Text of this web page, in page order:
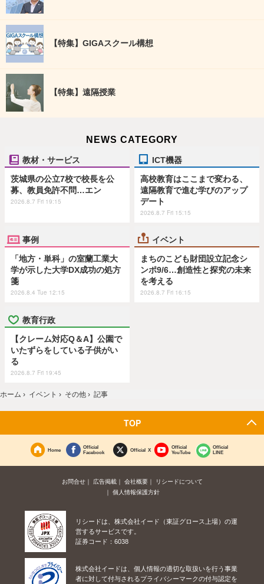
【特集】GIGAスクール構想
【特集】遠隔授業
NEWS CATEGORY
教材・サービス
茨城県の公立7校で校長を公
募、教員免許不問…エン
2026.8.7 Fri 19:15
ICT機器
高校教育はここまで変わる、
遠隔教育で進む学びのアップ
デート
2026.8.7 Fri 15:15
事例
「地方・単科」の室蘭工業大
学が示した大学DX成功の処方
箋
2026.8.4 Tue 12:15
イベント
まちのこども財団設立記念シ
ンポ9/6…創造性と探究の未来
を考える
2026.8.7 Fri 16:15
教育行政
【クレーム対応Q＆A】公園で
いたずらをしている子供がい
る
2026.8.7 Fri 19:45
ホーム › イベント › その他 › 記事
TOP
Home
Official
Facebook
Official X
Official
YouTube
Official
LINE
お問合せ 広告掲載 会社概要
リシードについて
個人情報保護方針
リシードは、株式会社イード（東証グロース上場）の運
営するサービスです。
証券コード：6038
株式会社イードは、個人情報の適切な取扱いを行う事業
者に対して付与されるプライバシーマークの付与認定を